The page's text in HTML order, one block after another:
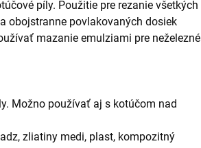
píly. Použitie pre rezanie všetkých
obojstranne povlakovaných dosiek
mazanie emulziami pre neželezné
Možno používať aj s kotúčom nad
zliatiny medi, plast, kompozitný